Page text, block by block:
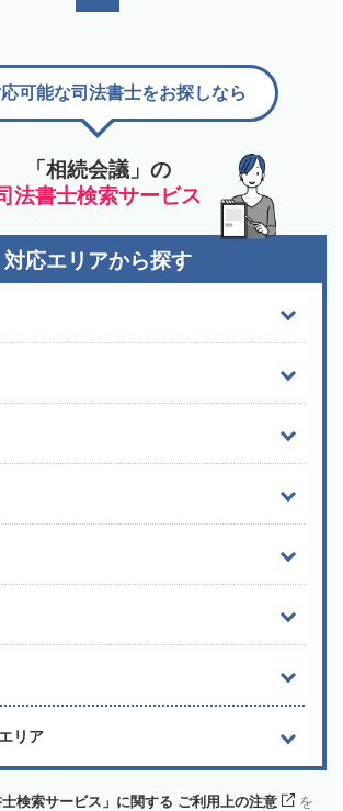
「相続会議」の
法書士検索サービス
可能な司法書士をお探しなら
対応エリアから探す
リア
士検索サービス」に関する ご利用上の注意
を